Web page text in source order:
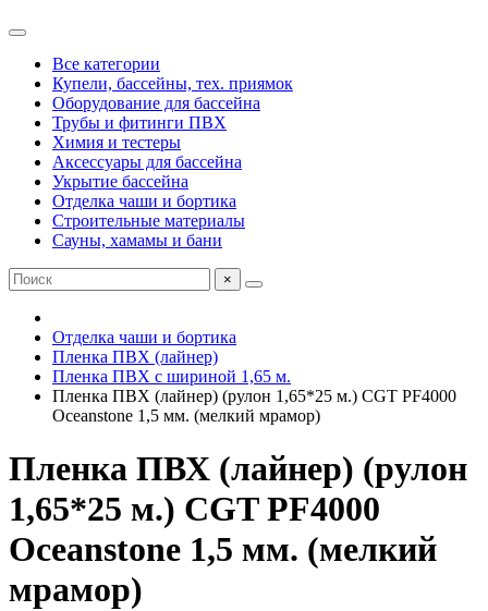
Все категории
Купели, бассейны, тех. приямок
Оборудование для бассейна
Трубы и фитинги ПВХ
Химия и тестеры
Аксессуары для бассейна
Укрытие бассейна
Отделка чаши и бортика
Строительные материалы
Сауны, хамамы и бани
×
Отделка чаши и бортика
Пленка ПВХ (лайнер)
Пленка ПВХ с шириной 1,65 м.
Пленка ПВХ (лайнер) (рулон 1,65*25 м.) CGT PF4000
Oceanstone 1,5 мм. (мелкий мрамор)
Пленка ПВХ (лайнер) (рулон
1,65*25 м.) CGT PF4000
Oceanstone 1,5 мм. (мелкий
мрамор)